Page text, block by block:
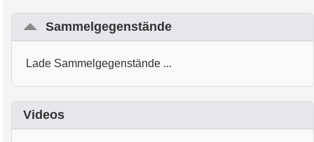
Sammelgegenstände
Lade Sammelgegenstände ...
Videos